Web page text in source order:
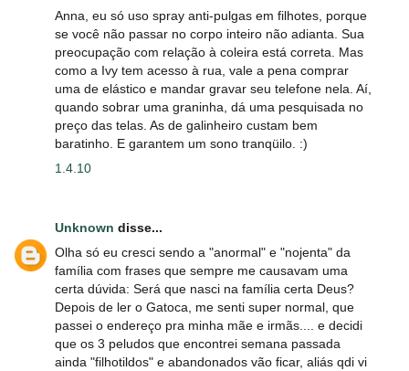
Anna, eu só uso spray anti-pulgas em filhotes, porque
se você não passar no corpo inteiro não adianta. Sua
preocupação com relação à coleira está correta. Mas
como a Ivy tem acesso à rua, vale a pena comprar
uma de elástico e mandar gravar seu telefone nela. Aí,
quando sobrar uma graninha, dá uma pesquisada no
preço das telas. As de galinheiro custam bem
baratinho. E garantem um sono tranqüilo. :)
1.4.10
Unknown disse...
Olha só eu cresci sendo a "anormal" e "nojenta" da
família com frases que sempre me causavam uma
certa dúvida: Será que nasci na família certa Deus?
Depois de ler o Gatoca, me senti super normal, que
passei o endereço pra minha mãe e irmãs.... e decidi
que os 3 peludos que encontrei semana passada
ainda "filhotildos" e abandonados vão ficar, aliás qdi vi